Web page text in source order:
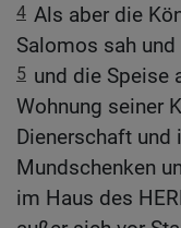
4 Als aber die
Salomos sah
5 und die Speise
Wohnung seiner
Dienerschaft und
Mundschenken
im Haus des